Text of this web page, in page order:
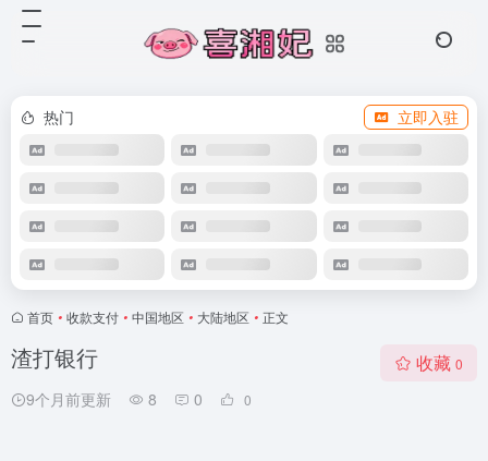
热门 立即入驻
首页 • 收款支付 • 中国地区 • 大陆地区 • 正文
渣打银行
9个月前更新 8 0 0
收藏 0